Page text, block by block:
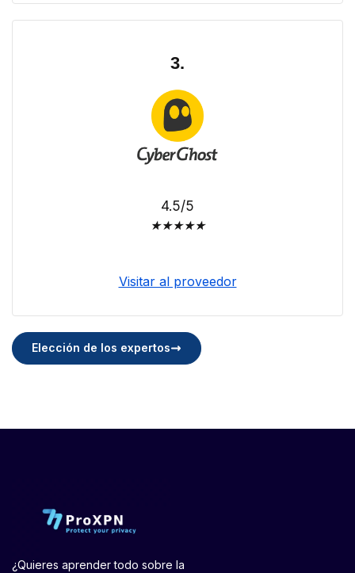
3.
4.5/5
★★★★★
Visitar al proveedor
Elección de los expertos
¿Quieres aprender todo sobre la